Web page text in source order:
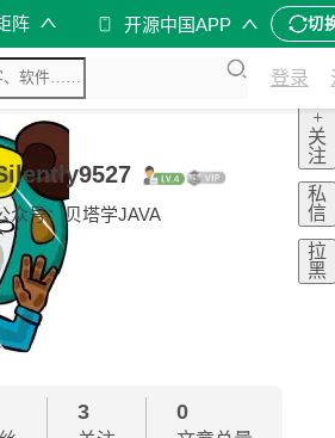
阵 开源中国APP 切
登录
众号：贝塔学JAVA
+
关
注
私
信
拉
黑
3 0